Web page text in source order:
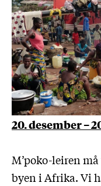
20. desember –
M’poko-leiren
byen i Afrika. Vi